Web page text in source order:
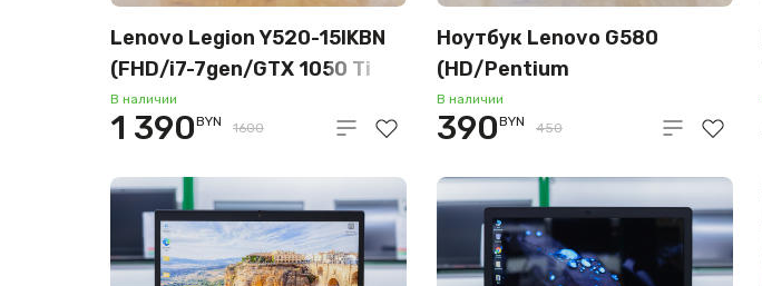
Lenovo Legion Y520-15IKBN
(FHD/i7-7gen/GTX 1050 Ti
4GB/16GB/SSD 512GB)
В наличии
1 390BYN 1600
Ноутбук Lenovo G580
(HD/Pentium
2020M/GeForce 710M
1GB/4GB/HDD 500GB)
В наличии
390BYN 450